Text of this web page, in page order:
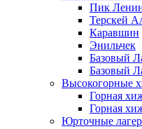
Пик
Терскей
Каравшин
Энильчек
Базовый
Базовый
Высокогорные
Горная
Горная
Юрточные